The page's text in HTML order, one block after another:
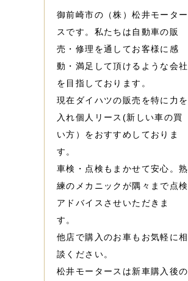
御前崎市の（株）松井モーター
スです。私たちは自動車の販
売・修理を通してお客様に感
動・満足して頂けるような会社
を目指しております。
現在ダイハツの販売を特に力を
入れ個人リース(新しい車の買
い方）をおすすめしておりま
す。
車検・点検もまかせて安心。熟
練のメカニックが隅々まで点検
アドバイスさせいただきま
す。
他店で購入のお車もお気軽に相
談ください。
松井モータースは新車購入後の